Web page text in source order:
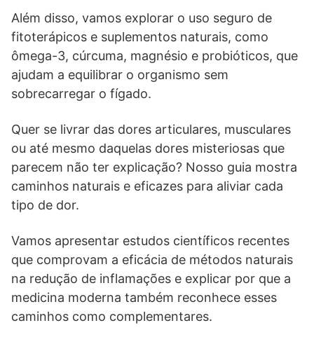
Além disso, vamos explorar o uso seguro de
fitoterápicos e suplementos naturais, como
ômega-3, cúrcuma, magnésio e probióticos, que
ajudam a equilibrar o organismo sem
sobrecarregar o fígado.
Quer se livrar das dores articulares, musculares
ou até mesmo daquelas dores misteriosas que
parecem não ter explicação? Nosso guia mostra
caminhos naturais e eficazes para aliviar cada
tipo de dor.
Vamos apresentar estudos científicos recentes
que comprovam a eficácia de métodos naturais
na redução de inflamações e explicar por que a
medicina moderna também reconhece esses
caminhos como complementares.